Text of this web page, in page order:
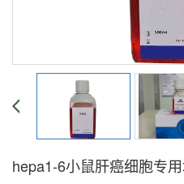
hepa1-6小鼠肝癌细胞专